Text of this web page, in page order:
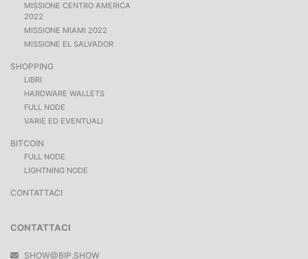
MISSIONE CENTRO AMERICA
2022
MISSIONE MIAMI 2022
MISSIONE EL SALVADOR
SHOPPING
LIBRI
HARDWARE WALLETS
FULL NODE
VARIE ED EVENTUALI
BITCOIN
FULL NODE
LIGHTNING NODE
CONTATTACI
CONTATTACI
SHOW@BIP.SHOW